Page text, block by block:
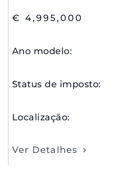
€ 4,995,000
Ano modelo:
Status de imposto:
Localização:
Ver Detalhes